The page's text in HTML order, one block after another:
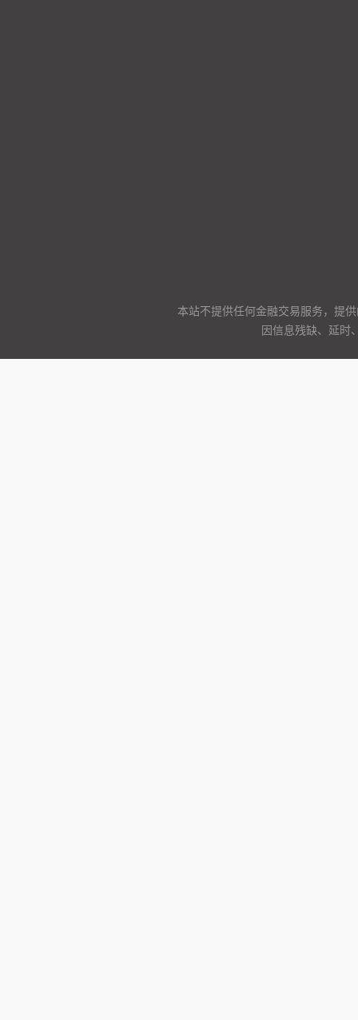
本站不提供任何金融交易服务，提
因信息残缺、延时